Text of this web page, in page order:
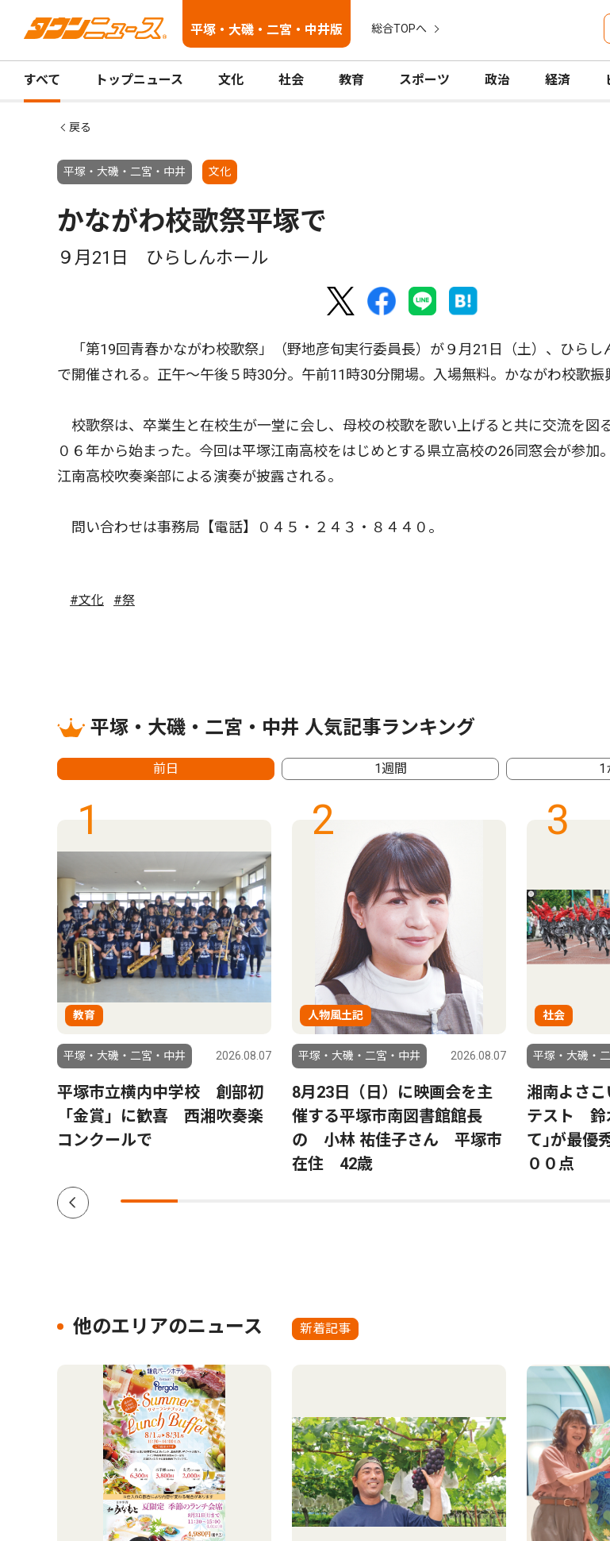
平塚・大磯・二宮・中井版 総合TOPへ
すべて トップニュース 文化 社会 教育 スポーツ 政治 経済
戻る
平塚・大磯・二宮・中井 文化
かながわ校歌祭平塚で
９月21日 ひらしんホール
「第19回青春かながわ校歌祭」（野地彦旬実行委員長）が９月21日（土）、ひらし
で開催される。正午〜午後５時30分。午前11時30分開場。入場無料。かながわ校歌振
校歌祭は、卒業生と在校生が一堂に会し、母校の校歌を歌い上げると共に交流を図
０６年から始まった。今回は平塚江南高校をはじめとする県立高校の26同窓会が参加
江南高校吹奏楽部による演奏が披露される。
問い合わせは事務局【電話】０４５・２４３・８４４０。
#文化 #祭
平塚・大磯・二宮・中井 人気記事ランキング
前日 1週間 1
1
教育
平塚・大磯・二宮・中井 2026.08.07
平塚市立横内中学校 創部初
「金賞」に歓喜 西湘吹奏楽
コンクールで
2
人物風土記
平塚・大磯・二宮・中井 2026.08.07
8月23日（日）に映画会を主
催する平塚市南図書館館長
の 小林 祐佳子さん 平塚市
在住 42歳
3
社会
平塚・大磯・
湘南よさ
テスト 鈴
て｣が最優
００点
他のエリアのニュース 新着記事